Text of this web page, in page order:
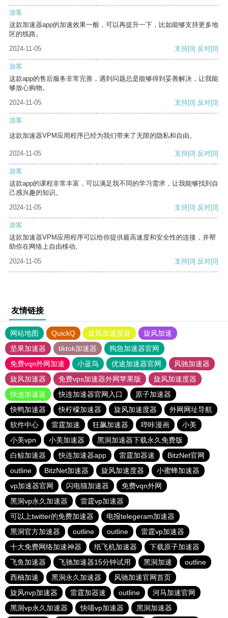
游客
这款加速器app的加速效果一般，可以再提升一下，比如能够支持更多地
区的线路。
2024-11-05
支持[0] 反对[0]
游客
这款app的售后服务非常完善，遇到问题总是能够得到妥善解决，让我能
够放心购物。
2024-11-05
支持[0] 反对[0]
游客
这款加速器VPM应用程序已经为我们带来了无限的隐私和自由。
2024-11-05 支持[0] 反对[0]
游客
这款app的课程非常丰富，可以满足我不同的学习需求，让我能够找到自
己感兴趣的知识。
2024-11-05
支持[0] 反对[0]
游客
这款加速器VPM应用程序可以给你提供最高速度和安全性的连接，并帮
助你在网络上自由移动。
2024-11-05
支持[0] 反对[0]
友情链接
网站地图 QuickQ 旋风加速度器
旋风加速
坚果加速器
tiktok加速器
狗急加速器官网
免费vqn外网加速
小蓝鸟 优途加速器官网
风驰加速器
旋风加速器
免费vps加速器外网苹果版
旋风加速度器
快连加速器
快连加速器官网入口
原子加速器
快鸭加速器
快柠檬加速器 旋风加速度器
外网网址导航
软件中心
雷霆加速 狂飙加速器 哔咔漫画
小美
小美vpn
小美加速器
黑洞加速器下载永久免费版
白鲸加速器
快连加速器app 雷霆加器速
BitzNet官网
outline
BitzNet加速器 旋风加速度器
小蜜蜂加速器
vp加速器官网
闪电猫加速器
免费vqn外网
黑洞vp永久加速器
雷霆vp加速器
可以上twitter的免费加速器
电报telegeram加速器
黑洞官方加速器
outline outline
雷霆vp加速器
十大免费网络加速神器
纸飞机加速器
下载原子加速器
飞鱼加速器
飞驰加速器15分钟试用 黑洞加速
outline
西柚加速
黑洞永久加速器
风驰加速官网首页
旋风nvp加速器
雷霆加器速 outline
河马加速官网
黑洞vp永久加速器
快喵vp加速器 黑洞加速器